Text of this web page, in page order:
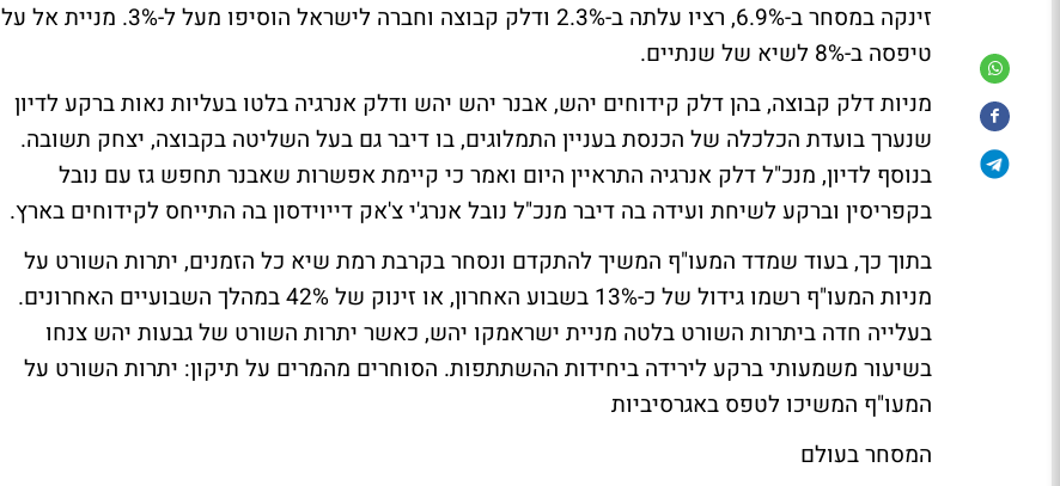
זינקה במסחר ב-6.9%, רציו עלתה ב-2.3% ודלק קבוצה וחברה לישראל הוסיפו מעל ל-3%. מניית אל על
טיפסה ב-8% לשיא של שנתיים.
מניות דלק קבוצה, בהן דלק קידוחים יהש, אבנר יהש יהש ודלק אנרגיה בלטו בעליות נאות ברקע לדיון
שנערך בועדת הכלכלה של הכנסת בעניין התמלוגים, בו דיבר גם בעל השליטה בקבוצה, יצחק תשובה.
בנוסף לדיון, מנכ"ל דלק אנרגיה התראיין היום ואמר כי קיימת אפשרות שאבנר תחפש גז עם נובל
בקפריסין וברקע לשיחת ועידה בה דיבר מנכ"ל נובל אנרג'י צ'אק דייוידסוןבה התייחס לקידוחים בארץ.
בתוך כך, בעוד שמדד המעו"ף המשיך להתקדם ונסחר בקרבת רמת שיא כל הזמנים, יתרות השורט על
מניות המעו"ף רשמו גידול של כ-13% בשבוע האחרון, או זינוק של 42% במהלך השבועיים האחרונים.
בעלייה חדה ביתרות השורט בלטה מניית ישראמקו יהש, כאשר יתרות השורט של גבעות יהש צנחו
בשיעור משמעותי ברקע לירידה ביחידות ההשתתפות. הסוחרים מהמרים על תיקון: יתרות השורט על
המעו"ף המשיכו לטפס באגרסיביות
המסחר בעולם